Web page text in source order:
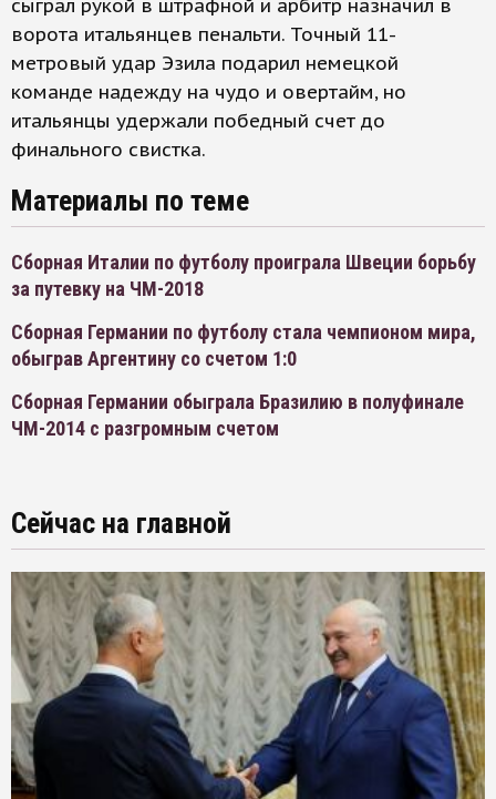
сыграл рукой в штрафной и арбитр назначил в
ворота итальянцев пенальти. Точный 11-
метровый удар Эзила подарил немецкой
команде надежду на чудо и овертайм, но
итальянцы удержали победный счет до
финального свистка.
Материалы по теме
Сборная Италии по футболу проиграла Швеции борьбу
за путевку на ЧМ-2018
Сборная Германии по футболу стала чемпионом мира,
обыграв Аргентину со счетом 1:0
Сборная Германии обыграла Бразилию в полуфинале
ЧМ-2014 с разгромным счетом
Сейчас на главной